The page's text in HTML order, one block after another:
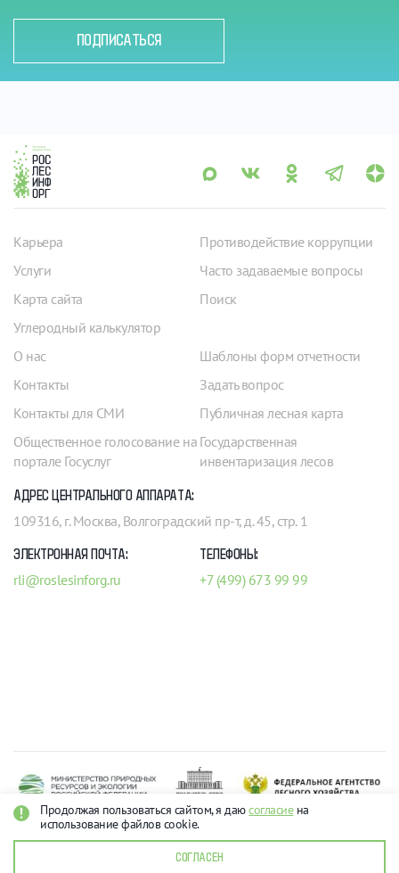
ПОДПИСАТЬСЯ
Продолжая пользоваться сайтом, я даюсогласиена
использование файлов cookie.
СОГЛАСЕН
Карьера
Услуги
Карта сайта
Углеродный калькулятор
Противодействие коррупции
Часто задаваемые вопросы
Поиск
О нас
Контакты
Контакты для СМИ
Общественное голосование на
портале Госуслуг
Шаблоны форм отчетности
Задать вопрос
Публичная лесная карта
Государственная
инвентаризация лесов
АДРЕС ЦЕНТРАЛЬНОГО АППАРАТА:
109316, г. Москва, Волгоградский пр-т, д. 45, стр. 1
ЭЛЕКТРОННАЯ ПОЧТА:
rli@roslesinforg.ru
ТЕЛЕФОНЫ:
+7 (499) 673 99 99
О персональных данных